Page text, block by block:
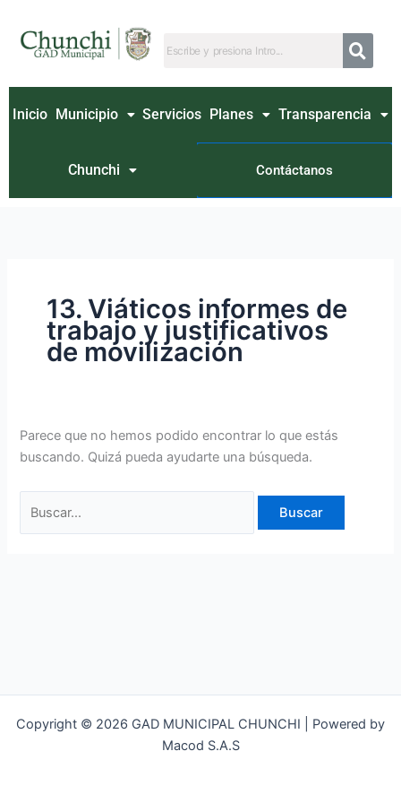
contenido
Inicio Municipio Servicios Planes Transparencia
Chunchi Contáctanos
13. Viáticos informes de
trabajo y justificativos
de movilización
Parece que no hemos podido encontrar lo que estás
buscando. Quizá pueda ayudarte una búsqueda.
por:
Copyright © 2026 GAD MUNICIPAL CHUNCHI | Powered by
Macod S.A.S